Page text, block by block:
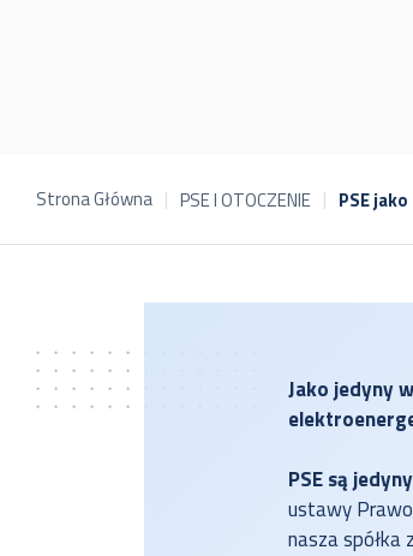
Strona Główna PSE I OTOCZENIE PSE
Jako jedyny
PSE są
ustawy
nasza spółka